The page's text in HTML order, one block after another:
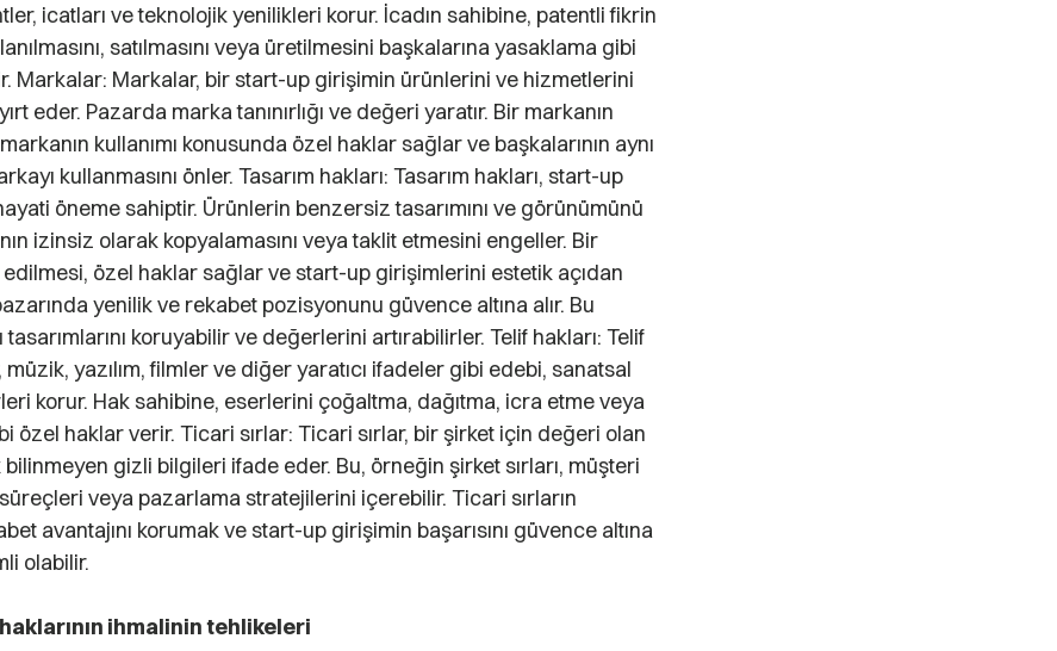
icatları ve teknolojik yenilikleri korur. İcadın sahibine, patentli fikrin
satılmasını veya üretilmesini başkalarına yasaklama gibi
Markalar: Markalar, bir start-up girişimin ürünlerini ve hizmetlerini
eder. Pazarda marka tanınırlığı ve değeri yaratır. Bir markanın
kullanımı konusunda özel haklar sağlar ve başkalarının aynı
kullanmasını önler. Tasarım hakları: Tasarım hakları, start-up
öneme sahiptir. Ürünlerin benzersiz tasarımını ve görünümünü
izinsiz olarak kopyalamasını veya taklit etmesini engeller. Bir
edilmesi, özel haklar sağlar ve start-up girişimlerini estetik açıdan
yenilik ve rekabet pozisyonunu güvence altına alır. Bu
tasarımlarını koruyabilir ve değerlerini artırabilirler. Telif hakları: Telif
müzik, yazılım, filmler ve diğer yaratıcı ifadeler gibi edebi, sanatsal
korur. Hak sahibine, eserlerini çoğaltma, dağıtma, icra etme veya
özel haklar verir. Ticari sırlar: Ticari sırlar, bir şirket için değeri olan
gizli bilgileri ifade eder. Bu, örneğin şirket sırları, müşteri
veya pazarlama stratejilerini içerebilir. Ticari sırların
avantajını korumak ve start-up girişimin başarısını güvence altına
olabilir.
ihmalinin tehlikeleri